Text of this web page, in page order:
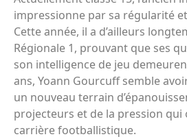
impressionne par sa régularité
Cette année, il a d’ailleurs
Régionale 1, prouvant que ses
son intelligence de jeu
ans, Yoann Gourcuff semble
un nouveau terrain
projecteurs et de la pression qui
carrière footballistique.